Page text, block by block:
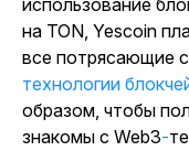
использование
на TON, Yescoin
все потрясающие
технологии
образом, чтобы
знакомы с Web3-